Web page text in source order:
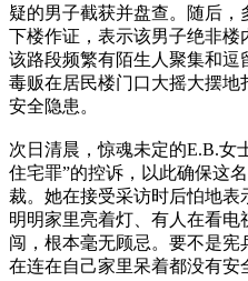
疑的男子截获并盘查。随后
下楼作证，表示该男子绝非楼
该路段频繁有陌生人聚集和
毒贩在居民楼门口大摇大摆
安全隐患。
次日清晨，惊魂未定的E.B.女
住宅罪”的控诉，以此确保这
裁。她在接受采访时后怕地表
明明家里亮着灯、有人在看
闯，根本毫无顾忌。要不是
在连在自己家里呆着都没有安